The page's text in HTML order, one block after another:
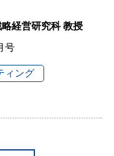
経営研究科 教授
号
ィング